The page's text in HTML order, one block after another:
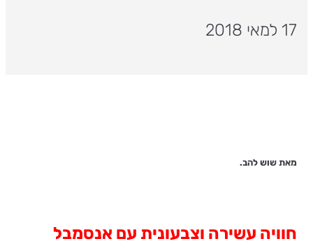
17 למאי 2018
מאת שוש להב.
חוויה עשירה וצבעונית עם אנסמבל